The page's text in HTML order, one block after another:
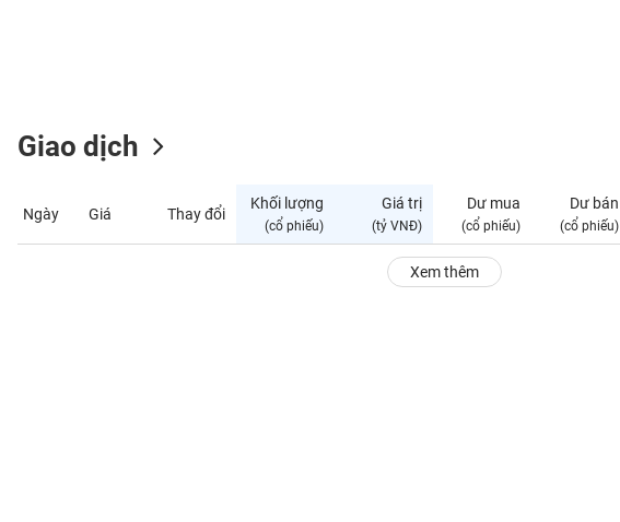
Giao dịch
Ngày Giá Thay đổi
Khối lượng
(cổ phiếu)
Giá trị
(tỷ VNĐ)
Dư mua
(cổ phiếu)
Dư bán
(cổ phiếu)
Xem thêm
CÁ
NHÂN